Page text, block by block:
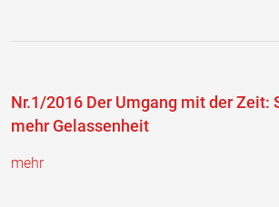
Nr.1/2016 Der Umgang mit der Zeit:
mehr Gelassenheit
mehr